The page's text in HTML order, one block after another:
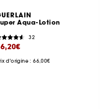
Aqua-Lotion
32
d'origine : 66,00€